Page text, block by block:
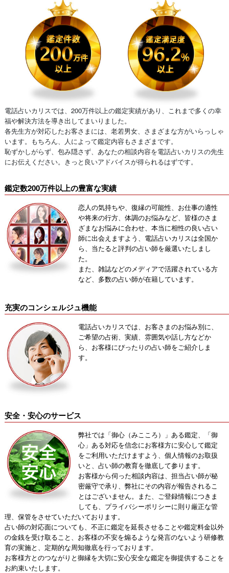
電話占いカリスでは、200万件以上の鑑定実績があり、これまで多くの幸
福や解決方法を導き出してまいりました。
各先生方が対応したお客さまには、老若男女、さまざまな方がいらっしゃ
います。もちろん、人によって鑑定内容もさまざまです。
恥ずかしがらず、包み隠さず、あなたの相談内容を電話占いカリスの先生
にお伝えください。きっと良いアドバイスが得られるはずです。
鑑定数200万件以上の豊富な実績
恋人の気持ちや、復縁の可能性、お仕事の適性
や将来の行方、体調のお悩みなど、皆様のさま
ざまなお悩みに合わせ、本当に相性の良い占い
師に出会えますよう、電話占いカリスは全国か
ら、当たると評判の占い師を厳選いたしまし
た。
また、雑誌などのメディアで活躍されている方
など、多数の占い師が在籍しています。
充実のコンシェルジュ機能
電話占いカリスでは、お客さまのお悩み別に、
ご希望の占術、実績、雰囲気や話し方などか
ら、お客様にぴったりの占い師をご紹介しま
す。
安全・安心のサービス
弊社では「御心（みこころ）」ある鑑定、「御
心」ある対応を信念にお客様方に安心して鑑定
をご利用いただけますよう、個人情報のお取扱
いと、占い師の教育を徹底して参ります。
お客様から伺った相談内容は、担当占い師が秘
密厳守で承り、弊社にその内容が報告されるこ
とはございません。また、ご登録情報につきま
しても、プライバシーポリシーに則り厳正な管
理、保管をさせていただいております。
占い師の対応面についても、不正に鑑定を延長させることや鑑定料金以外
の金銭を受け取ること、お客様の不安を煽るような発言のないよう研修教
育の実施と、定期的な周知徹底を行っております。
お客様方とのつながりと御縁を大切に安心安全な鑑定を御提供することを
お約束いたします。